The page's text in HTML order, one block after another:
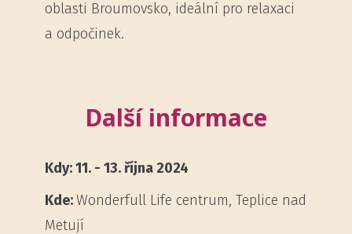
oblasti Broumovsko, ideální pro relaxaci
a odpočinek.
Další informace
Kdy: 11. - 13. října 2024
Kde:Wonderfull Life centrum, Teplice nad
Metují